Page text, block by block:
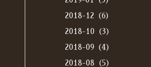
2018-12（6）
2018-10（3）
2018-09（4）
2018-08（5）